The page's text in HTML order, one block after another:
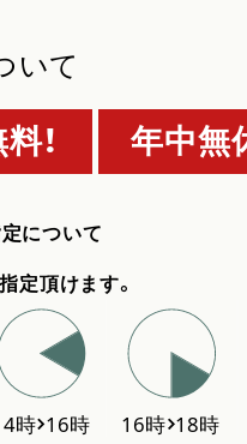
いて
！ 年中無
について
定頂けます。